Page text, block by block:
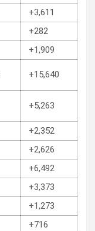
+3,611
+282
+1,909
+15,640
+5,263
+2,352
+2,626
+6,492
+3,373
+1,273
+716